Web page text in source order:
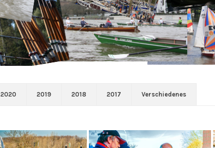
2020 2019 2018 2017 Verschiedenes